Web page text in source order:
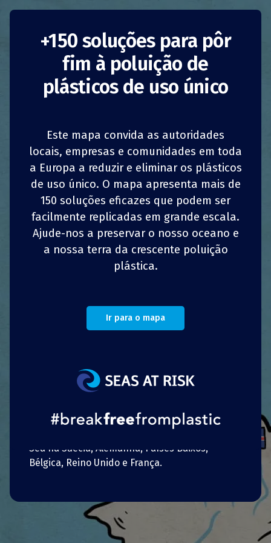
Caixotes de Pesca
Reutilizáveis
Dinamarca Redução do consumo
Negócios
A empresa dinamarquesaPack and Seaopera
um sistema de localização de caixotes de pesca
reutilizáveis desde 2008. A chave para o
sucesso e sustentabilidade do sistema de
localização é a cooperação entre dez portos
dinamarqueses, o que tornou possível que os
portos alugassem as mesmas caixas verdes.
etiquetas RFID com códigos de barras e um
número visual, o que significa que podem ser
facilmente registados quer por digitalização
Os navios podem apanhar caixas em qualquer
porto dinamarquês, e os exportadores que
em qualquer porto dinamarquês ou numa de
Sea na Suécia, Alemanha, Países Baixos,
Bélgica, Reino Unido e França.
1 PARTILHAR z PARTILHAR
4 PARTILHAR PARTILHAR
+150 soluções para pôr
fim à poluição de
plásticos de uso único
Este mapa convida as autoridades
locais, empresas e comunidades em toda
a Europa a reduzir e eliminar os plásticos
de uso único. O mapa apresenta mais de
150 soluções eficazes que podem ser
facilmente replicadas em grande escala.
Ajude-nos a preservar o nosso oceano e
a nossa terra da crescente poluição
plástica.
Ir para o mapa
1 PARTILHAR z PARTILHAR
4 PARTILHAR PARTILHAR